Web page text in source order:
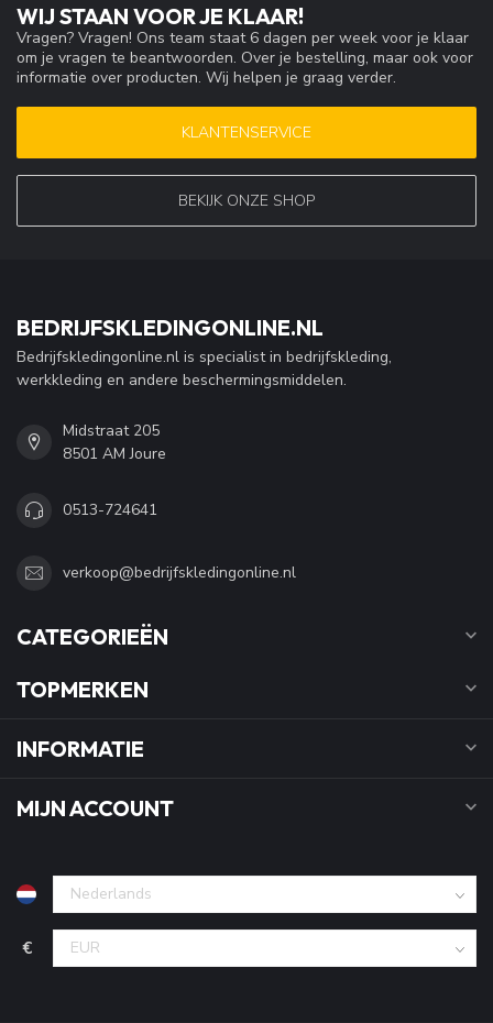
WIJ STAAN VOOR JE KLAAR!
Vragen? Vragen! Ons team staat 6 dagen per week voor je klaar
om je vragen te beantwoorden. Over je bestelling, maar ook voor
informatie over producten. Wij helpen je graag verder.
KLANTENSERVICE
BEKIJK ONZE SHOP
BEDRIJFSKLEDINGONLINE.NL
Bedrijfskledingonline.nl is specialist in bedrijfskleding,
werkkleding en andere beschermingsmiddelen.
Midstraat 205
8501 AM Joure
0513-724641
verkoop@bedrijfskledingonline.nl
CATEGORIEËN
TOPMERKEN
INFORMATIE
MIJN ACCOUNT
€